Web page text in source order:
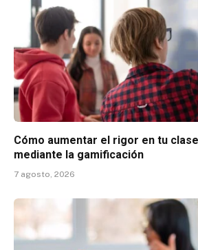
Cómo aumentar el rigor en tu
mediante la gamificación
7 agosto, 2026